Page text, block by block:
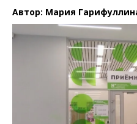
Автор: Мария